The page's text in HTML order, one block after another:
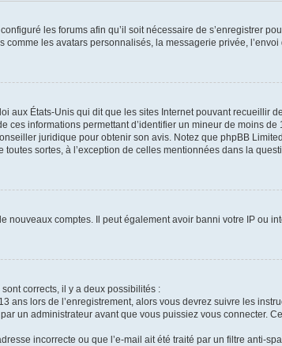
les forums afin qu’il soit nécessaire de s’enregistrer
les avatars personnalisés, la messagerie privée,
aux États-Unis qui dit que les sites Internet pouvant recueillir
informations permettant d’identifier un mineur de moins
juridique pour obtenir son avis. Notez que phpBB
sortes, à l’exception de celles mentionnées dans la
nouveaux comptes. Il peut également avoir banni votre IP ou
corrects, il y a deux possibilités :
ans lors de l’enregistrement, alors vous devrez suivre les
un administrateur avant que vous puissiez vous connecter.
incorrecte ou que l’e-mail ait été traité par un filtre anti-